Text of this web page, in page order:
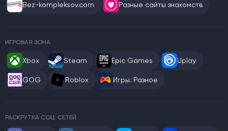
Bez-kompleksov.com Разные сайты знакомств
ИГРОВАЯ ЗОНА
Xbox Steam Epic Games Uplay
GOG Roblox Игры: Разное
РАСКРУТКА СОЦ. СЕТЕЙ